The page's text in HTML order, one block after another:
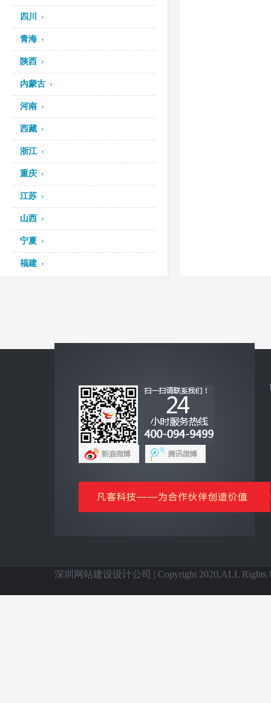
四川
青海
陕西
内蒙古
河南
西藏
浙江
重庆
江苏
山西
宁夏
福建
互联网+
企业手机客户端
网上商城云平台
信息化基础产品
深圳网站建设设计公司 | Copyright 2020,ALL Rights